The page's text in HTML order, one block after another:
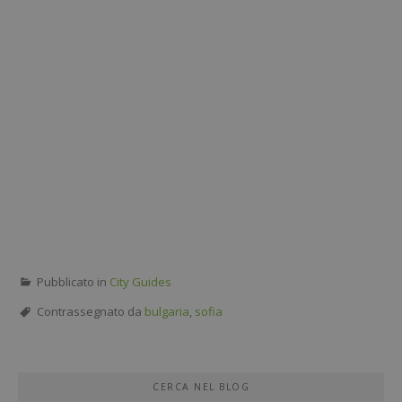
Pubblicato in City Guides
Contrassegnato da bulgaria, sofia
CERCA NEL BLOG